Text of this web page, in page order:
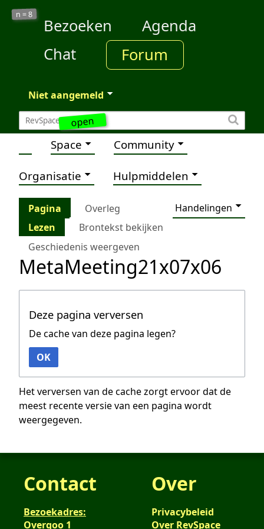
open
n =8
Bezoeken
Agenda
Chat
Forum
Niet aangemeld
Space Community
Organisatie Hulpmiddelen
Pagina Overleg
Handelingen
Lezen
Brontekst bekijken
Geschiedenis weergeven
MetaMeeting21x07x06
Deze pagina verversen
De cache van deze pagina legen?
OK
Het verversen van de cache zorgt ervoor dat de
meest recente versie van een pagina wordt
weergegeven.
Contact
Bezoekadres:
Overgoo 1
Over
Privacybeleid
Over RevSpace